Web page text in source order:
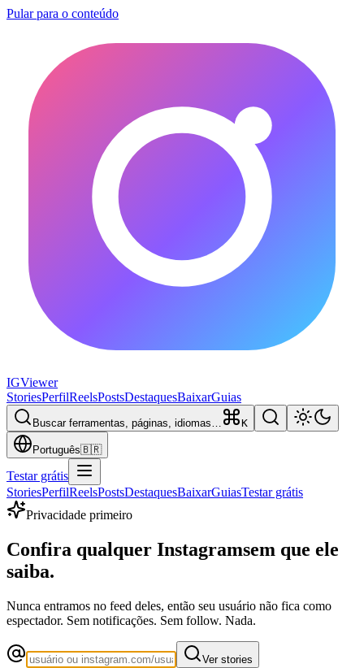
Pular para o conteúdo
IGViewer
StoriesPerfilReelsPostsDestaquesBaixarGuias
Buscar ferramentas, páginas, idiomas… K
Português🇧🇷
Testar grátis
StoriesPerfilReelsPostsDestaquesBaixarGuiasTestar grátis
Privacidade primeiro
Confira qualquer Instagramsem que ele
saiba.
Nunca entramos no feed deles, então seu usuário não fica como
espectador. Sem notificações. Sem follow. Nada.
Ver stories